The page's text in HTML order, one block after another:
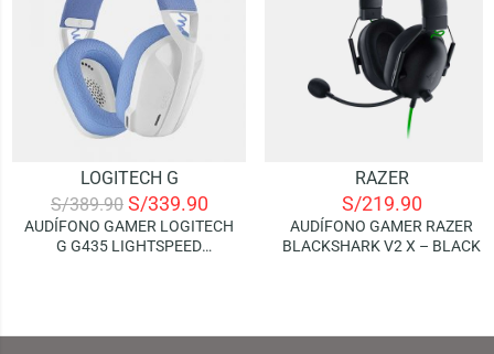
LOGITECH G
S/389.90 S/339.90
AUDÍFONO GAMER LOGITECH
G G435 LIGHTSPEED
RAZER
S/219.90
AUDÍFONO GAMER RAZER
BLACKSHARK V2 X – BLACK